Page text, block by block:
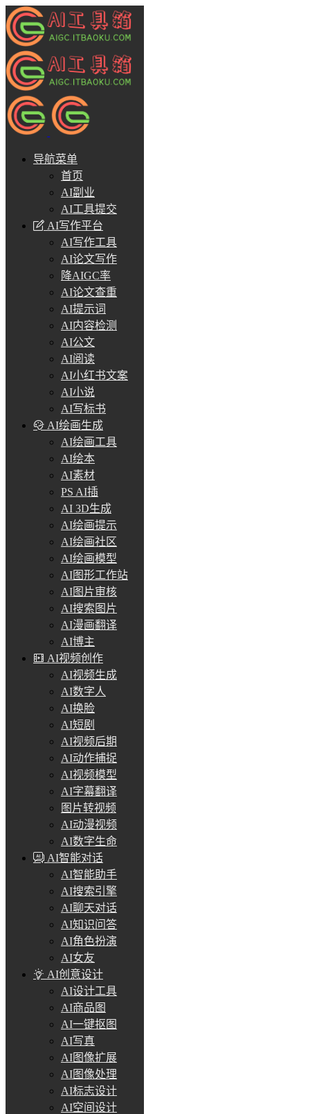
导航菜单
首页
AI副业
AI工具提交
AI写作平台
AI写作工具
AI论文写作
降AIGC率
AI论文查重
AI提示词
AI内容检测
AI公文
AI阅读
AI小红书文案
AI小说
AI写标书
AI绘画生成
AI绘画工具
AI绘本
AI素材
PS AI插
AI 3D生成
AI绘画提示
AI绘画社区
AI绘画模型
AI图形工作站
AI图片审核
AI搜索图片
AI漫画翻译
AI博主
AI视频创作
AI视频生成
AI数字人
AI换脸
AI短剧
AI视频后期
AI动作捕捉
AI视频模型
AI字幕翻译
图片转视频
AI动漫视频
AI数字生命
AI智能对话
AI智能助手
AI搜索引擎
AI聊天对话
AI知识问答
AI角色扮演
AI女友
AI创意设计
AI设计工具
AI商品图
AI一键抠图
AI写真
AI图像扩展
AI图像处理
AI标志设计
AI空间设计